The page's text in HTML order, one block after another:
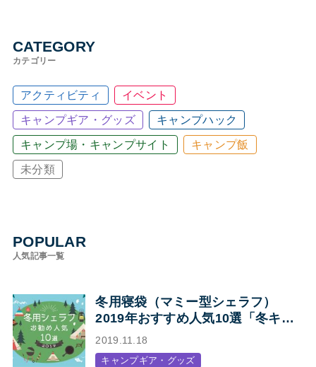
CATEGORY
カテゴリー
アクティビティ イベント
キャンプギア・グッズ キャンプハック
キャンプ場・キャンプサイト キャンプ飯
未分類
POPULAR
人気記事一覧
冬用寝袋（マミー型シェラフ）
2019年おすすめ人気10選「冬キャ
ンプの寝袋はマミー型シェラフで決
まり！」
2019.11.18
キャンプギア・グッズ